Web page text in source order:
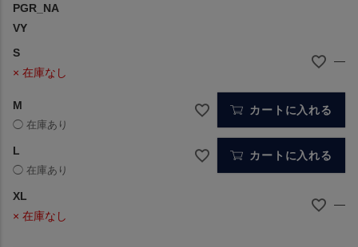
PGR_NA
VY
S
× 在庫なし
—
M カートに入れる
L カートに入れる
XL
× 在庫なし
—